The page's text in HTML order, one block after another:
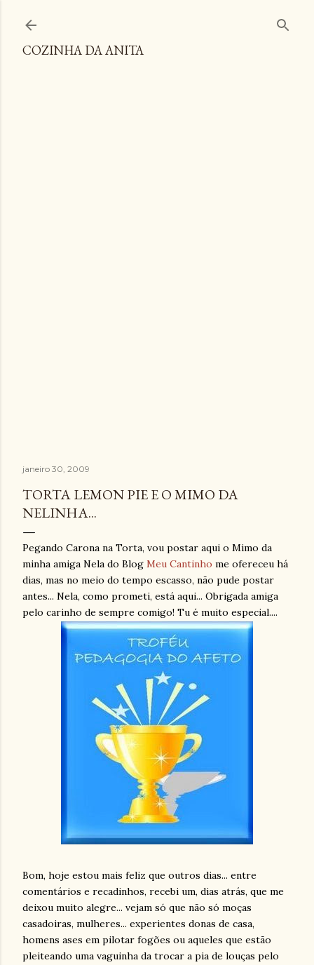
COZINHA DA ANITA
janeiro 30, 2009
TORTA LEMON PIE E O MIMO DA
NELINHA...
Pegando Carona na Torta, vou postar aqui o Mimo da
minha amiga Nela do Blog Meu Cantinho me ofereceu há
dias, mas no meio do tempo escasso, não pude postar
antes... Nela, como prometi, está aqui... Obrigada amiga
pelo carinho de sempre comigo! Tu é muito especial....
Bom, hoje estou mais feliz que outros dias... entre
comentários e recadinhos, recebi um, dias atrás, que me
deixou muito alegre... vejam só que não só moças
casadoiras, mulheres... experientes donas de casa,
homens ases em pilotar fogões ou aqueles que estão
pleiteando uma vaguinha da trocar a pia de louças pelo